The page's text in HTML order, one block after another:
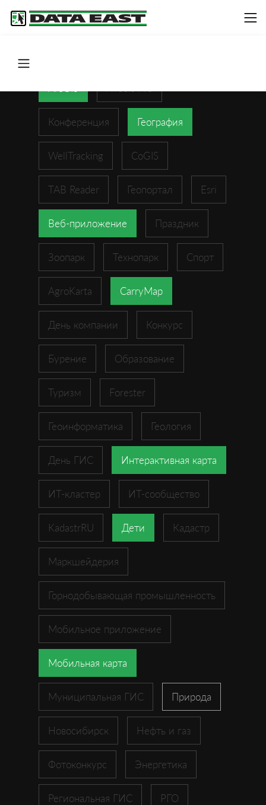
Конференция География
WellTracking CoGIS
TAB Reader Геопортал Esri
Веб-приложение Праздник
Зоопарк Технопарк Спорт
AgroKarta CarryMap
День компании Конкурс
Бурение Образование
Туризм Forester
Геоинформатика Геология
День ГИС Интерактивная карта
ИТ-кластер ИТ-сообщество
KadastrRU Дети Кадастр
Маркшейдерия
Горнодобывающая промышленность
Мобильное приложение
Мобильная карта
Муниципальная ГИС Природа
Новосибирск Нефть и газ
Фотоконкурс Энергетика
Региональная ГИС РГО